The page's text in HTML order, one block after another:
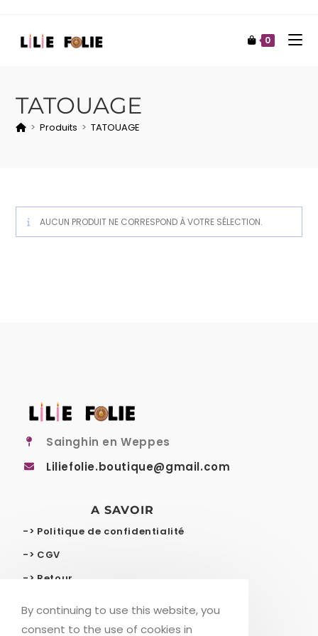
0
TATOUAGE
> Produits > TATOUAGE
AUCUN PRODUIT NE CORRESPOND À VOTRE SÉLECTION.
Sainghin en Weppes
Liliefolie.boutique@gmail.com
A SAVOIR
-> Politique de confidentialité
-> CGV
-> Retour
By continuing to use this website, you
consent to the use of cookies in